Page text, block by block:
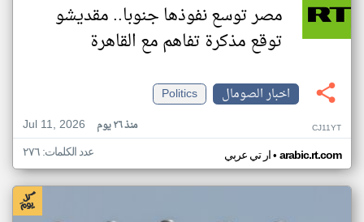
مصر توسع نفوذها جنوبا.. مقديشو
توقع مذكرة تفاهم مع القاهرة
اخبار الصومال
Politics
Jul 11, 2026
منذ ٢٦ يوم CJ11YT
ار تي عربي• arabic.rt.com عدد الكلمات: ٢٧٦